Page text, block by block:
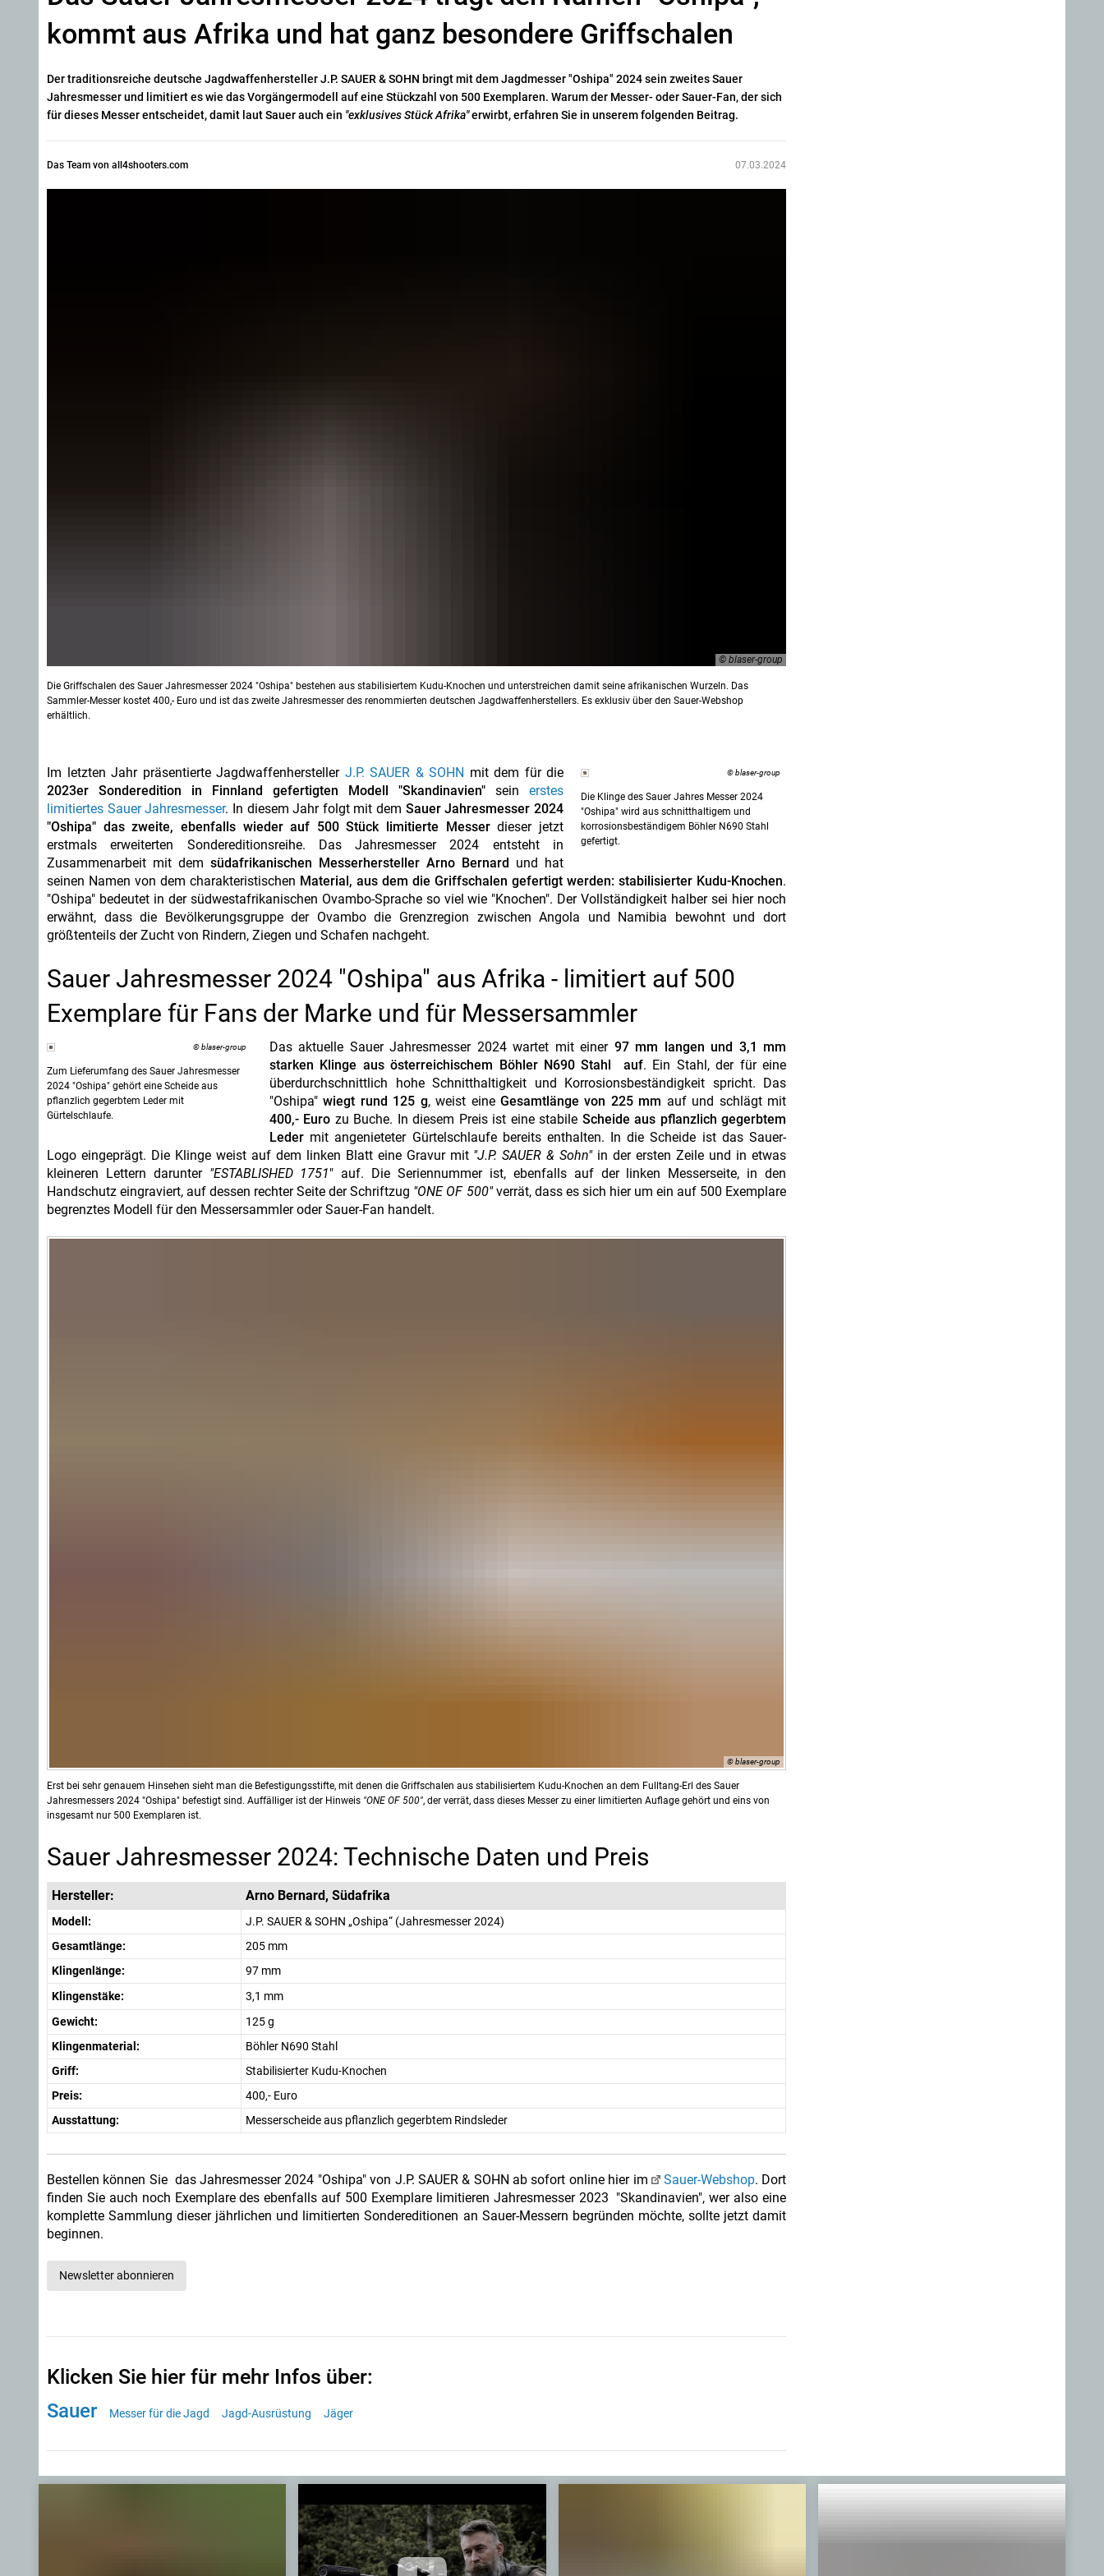
kommt aus Afrika und hat ganz besondere Griffschalen
Der traditionsreiche deutsche Jagdwaffenhersteller J.P. SAUER & SOHN bringt mit dem Jagdmesser "Oshipa" 2024 sein zweites Sauer
Jahresmesser und limitiert es wie das Vorgängermodell auf eine Stückzahl von 500 Exemplaren. Warum der Messer- oder Sauer-Fan, der sich
für dieses Messer entscheidet, damit laut Sauer auch ein "exklusives Stück Afrika"erwirbt, erfahren Sie in unserem folgenden Beitrag.
Das Team von all4shooters.com 07.03.2024
© blaser-group
Die Griffschalen des Sauer Jahresmesser 2024 "Oshipa" bestehen aus stabilisiertem Kudu-Knochen und unterstreichen damit seine afrikanischen Wurzeln. Das
Sammler-Messer kostet 400,- Euro und ist das zweite Jahresmesser des renommierten deutschen Jagdwaffenherstellers. Es exklusiv über den Sauer-Webshop
erhältlich.
© blaser-group
Die Klinge des Sauer Jahres Messer 2024
"Oshipa" wird aus schnitthaltigem und
korrosionsbeständigem Böhler N690 Stahl
gefertigt.
Im letzten Jahr präsentierte Jagdwaffenhersteller J.P. SAUER & SOHN mit dem für die
2023er Sonderedition in Finnland gefertigten Modell "Skandinavien" sein erstes
limitiertes Sauer Jahresmesser. In diesem Jahr folgt mit dem Sauer Jahresmesser 2024
"Oshipa" das zweite, ebenfalls wieder auf 500 Stück limitierte Messerdieser jetzt
erstmals erweiterten Sondereditionsreihe. Das Jahresmesser 2024 entsteht in
Zusammenarbeit mit dem südafrikanischen Messerhersteller Arno Bernard und hat
seinen Namen von dem charakteristischen Material, aus dem die Griffschalen gefertigt werden: stabilisierter Kudu-Knochen.
"Oshipa" bedeutet in der südwestafrikanischen Ovambo-Sprache so viel wie "Knochen". Der Vollständigkeit halber sei hier noch
erwähnt, dass die Bevölkerungsgruppe der Ovambo die Grenzregion zwischen Angola und Namibia bewohnt und dort
größtenteils der Zucht von Rindern, Ziegen und Schafen nachgeht.
Sauer Jahresmesser 2024 "Oshipa" aus Afrika - limitiert auf 500
Exemplare für Fans der Marke und für Messersammler
© blaser-group
Zum Lieferumfang des Sauer Jahresmesser
2024 "Oshipa" gehört eine Scheide aus
pflanzlich gegerbtem Leder mit
Gürtelschlaufe.
Das aktuelle Sauer Jahresmesser 2024 wartet mit einer 97 mm langen und 3,1 mm
starken Klinge aus österreichischem Böhler N690 Stahl auf. Ein Stahl, der für eine
überdurchschnittlich hohe Schnitthaltigkeit und Korrosionsbeständigkeit spricht. Das
"Oshipa"wiegt rund 125 g, weist eineGesamtlänge von 225 mm auf und schlägt mit
400,- Euro zu Buche. In diesem Preis ist eine stabile Scheide aus pflanzlich gegerbtem
Leder mit angenieteter Gürtelschlaufe bereits enthalten. In die Scheide ist das Sauer-
Logo eingeprägt. Die Klinge weist auf dem linken Blatt eine Gravur mit "J.P. SAUER & Sohn" in der ersten Zeile und in etwas
kleineren Lettern darunter "ESTABLISHED 1751" auf. Die Seriennummer ist, ebenfalls auf der linken Messerseite, in den
Handschutz eingraviert, auf dessen rechter Seite der Schriftzug "ONE OF 500"verrät, dass es sich hier um ein auf 500 Exemplare
begrenztes Modell für den Messersammler oder Sauer-Fan handelt.
© blaser-group
Erst bei sehr genauem Hinsehen sieht man die Befestigungsstifte, mit denen die Griffschalen aus stabilisiertem Kudu-Knochen an dem Fulltang-Erl des Sauer
Jahresmessers 2024 "Oshipa" befestigt sind. Auffälliger ist der Hinweis "ONE OF 500", der verrät, dass dieses Messer zu einer limitierten Auflage gehört und eins von
insgesamt nur 500 Exemplaren ist.
Sauer Jahresmesser 2024: Technische Daten und Preis
Hersteller: Arno Bernard, Südafrika
Modell:
J.P. SAUER & SOHN „Oshipa“ (Jahresmesser 2024)
Gesamtlänge:
205 mm
Klingenlänge:
97 mm
Klingenstäke:
3,1 mm
Gewicht:
125 g
Klingenmaterial:
Böhler N690 Stahl
Griff:
Stabilisierter Kudu-Knochen
Preis:
400,- Euro
Ausstattung:
Messerscheide aus pflanzlich gegerbtem Rindsleder
Bestellen können Sie das Jahresmesser 2024 "Oshipa" von J.P. SAUER & SOHN ab sofort online hier im Sauer-Webshop. Dort
finden Sie auch noch Exemplare des ebenfalls auf 500 Exemplare limitieren Jahresmesser 2023 "Skandinavien", wer also eine
komplette Sammlung dieser jährlichen und limitierten Sondereditionen an Sauer-Messern begründen möchte, sollte jetzt damit
beginnen.
Newsletter abonnieren
Klicken Sie hier für mehr Infos über:
Sauer Messer für die Jagd Jagd-Ausrüstung Jäger